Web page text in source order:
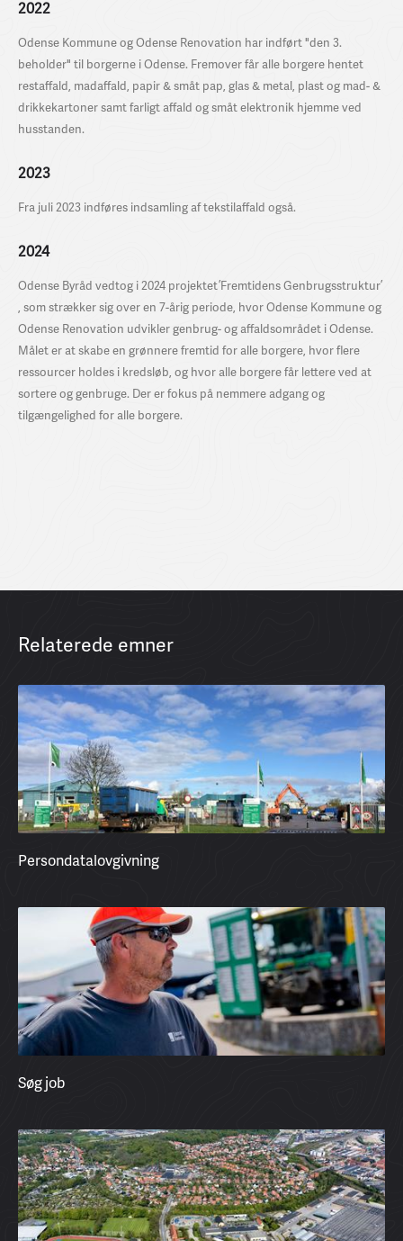
2022
Odense Kommune og Odense Renovation har indført "den 3.
beholder" til borgerne i Odense. Fremover får alle borgere hentet
restaffald, madaffald, papir & småt pap, glas & metal, plast og mad- &
drikkekartoner samt farligt affald og småt elektronik hjemme ved
husstanden.
2023
Fra juli 2023 indføres indsamling af tekstilaffald også.
2024
Odense Byråd vedtog i 2024 projektet ’Fremtidens Genbrugsstruktur’
, som strækker sig over en 7-årig periode, hvor Odense Kommune og
Odense Renovation udvikler genbrug- og affaldsområdet i Odense.
Målet er at skabe en grønnere fremtid for alle borgere, hvor flere
ressourcer holdes i kredsløb, og hvor alle borgere får lettere ved at
sortere og genbruge. Der er fokus på nemmere adgang og
tilgængelighed for alle borgere.
Relaterede emner
Persondatalovgivning
Søg job